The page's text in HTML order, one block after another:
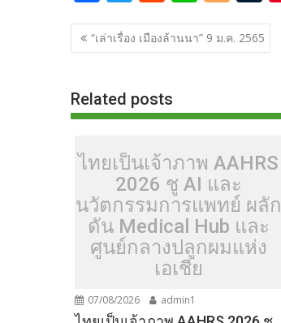
ac
e
o
o
w
itt
e
d
t
n
e
o
g
u
m
แนะแนว
เรื่อง
“เล่าเรื่อง เมืองล้านนา” 9 ม.ค. 2565
Related posts
ไทยเป็นเจ้าภาพ AAHRS
2026 ชู AI และ
นวัตกรรมการแพทย์ ผลัก
ดัน Medical Hub และ
ศูนย์กลางปลูกผมแห่ง
เอเชีย
07/08/2026 admin1